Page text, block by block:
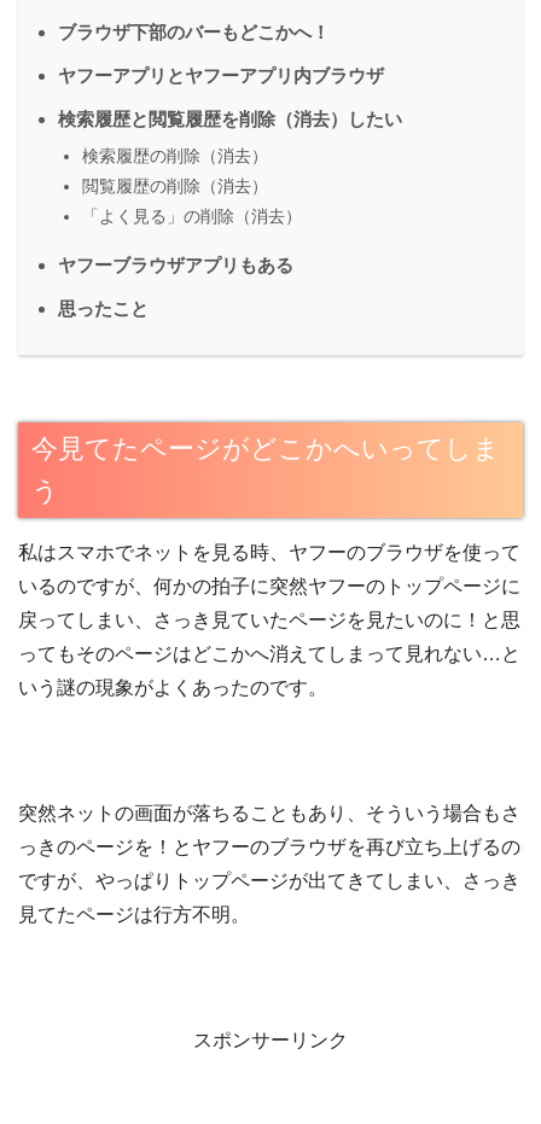
ブラウザ下部のバーもどこかへ！
ヤフーアプリとヤフーアプリ内ブラウザ
検索履歴と閲覧履歴を削除（消去）したい
検索履歴の削除（消去）
閲覧履歴の削除（消去）
「よく見る」の削除（消去）
ヤフーブラウザアプリもある
思ったこと
今見てたページがどこかへいってしま
う
私はスマホでネットを見る時、ヤフーのブラウザを使って
いるのですが、何かの拍子に突然ヤフーのトップページに
戻ってしまい、さっき見ていたページを見たいのに！と思
ってもそのページはどこかへ消えてしまって見れない…と
いう謎の現象がよくあったのです。
突然ネットの画面が落ちることもあり、そういう場合もさ
っきのページを！とヤフーのブラウザを再び立ち上げるの
ですが、やっぱりトップページが出てきてしまい、さっき
見てたページは行方不明。
スポンサーリンク